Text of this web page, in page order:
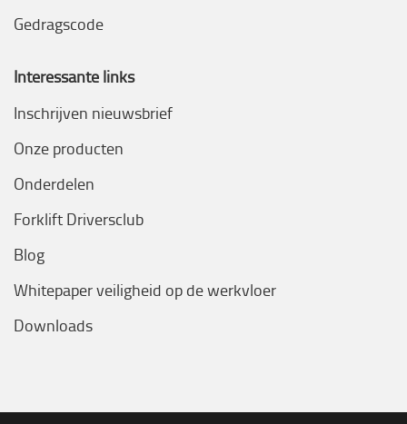
Gedragscode
Interessante links
Inschrijven nieuwsbrief
Onze producten
Onderdelen
Forklift Driversclub
Blog
Whitepaper veiligheid op de werkvloer
Downloads